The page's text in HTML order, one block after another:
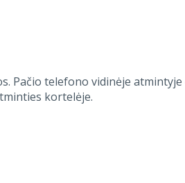
Pačio telefono vidinėje
kortelėje.